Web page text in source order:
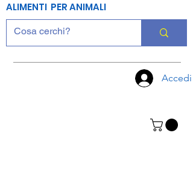
ALIMENTI PER ANIMALI
Accedi